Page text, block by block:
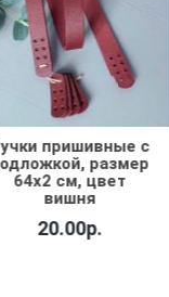
пришивные
размер 60х2 см,
цвет белый
18.00р.